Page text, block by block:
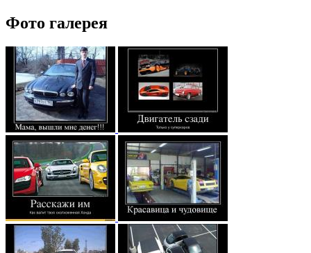
Фото галерея